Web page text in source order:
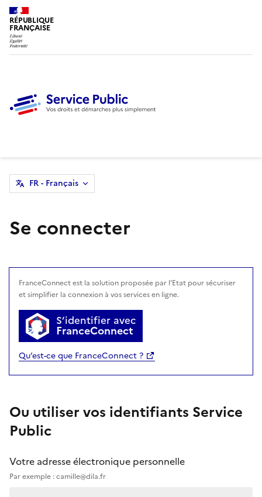
RÉPUBLIQUE
FRANÇAISE
FR - Français
Se connecter
avec FranceConnect
FranceConnect est la solution proposée par l’Etat pour sécuriser
et simplifier la connexion à vos services en ligne.
S’identifier avec
FranceConnect
Qu’est-ce que FranceConnect ?
Ou utiliser vos identifiants Service
Public
Votre adresse électronique personnelle
Par exemple : camille@dila.fr